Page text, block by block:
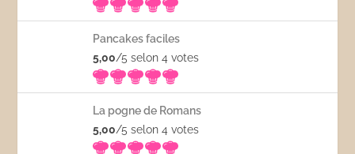
Pancakes faciles
5,00/5 selon 4votes
La pogne de Romans
5,00/5 selon 4votes